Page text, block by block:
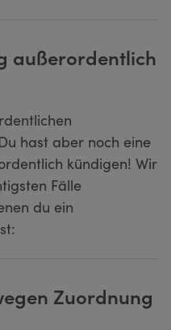
außerordentlich
hast aber noch eine
kündigen! Wir
Fälle
du ein
Zuordnung